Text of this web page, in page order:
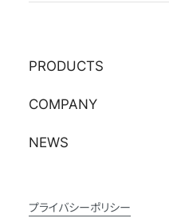
PRODUCTS
COMPANY
NEWS
プライバシーポリシー